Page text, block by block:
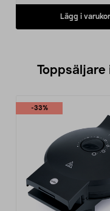
Lägg i
Toppsäljare
-33%